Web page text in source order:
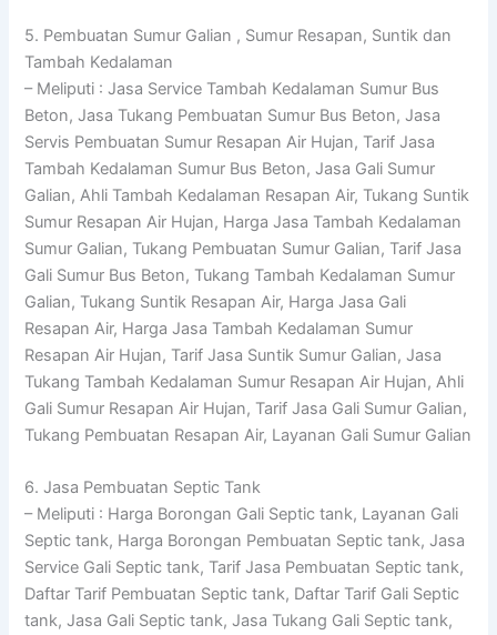
5. Pembuatan Sumur Galian , Sumur Resapan, Suntik dan
Tambah Kedalaman
– Meliputi : Jasa Service Tambah Kedalaman Sumur Bus
Beton, Jasa Tukang Pembuatan Sumur Bus Beton, Jasa
Servis Pembuatan Sumur Resapan Air Hujan, Tarif Jasa
Tambah Kedalaman Sumur Bus Beton, Jasa Gali Sumur
Galian, Ahli Tambah Kedalaman Resapan Air, Tukang Suntik
Sumur Resapan Air Hujan, Harga Jasa Tambah Kedalaman
Sumur Galian, Tukang Pembuatan Sumur Galian, Tarif Jasa
Gali Sumur Bus Beton, Tukang Tambah Kedalaman Sumur
Galian, Tukang Suntik Resapan Air, Harga Jasa Gali
Resapan Air, Harga Jasa Tambah Kedalaman Sumur
Resapan Air Hujan, Tarif Jasa Suntik Sumur Galian, Jasa
Tukang Tambah Kedalaman Sumur Resapan Air Hujan, Ahli
Gali Sumur Resapan Air Hujan, Tarif Jasa Gali Sumur Galian,
Tukang Pembuatan Resapan Air, Layanan Gali Sumur Galian
6. Jasa Pembuatan Septic Tank
– Meliputi : Harga Borongan Gali Septic tank, Layanan Gali
Septic tank, Harga Borongan Pembuatan Septic tank, Jasa
Service Gali Septic tank, Tarif Jasa Pembuatan Septic tank,
Daftar Tarif Pembuatan Septic tank, Daftar Tarif Gali Septic
tank, Jasa Gali Septic tank, Jasa Tukang Gali Septic tank,